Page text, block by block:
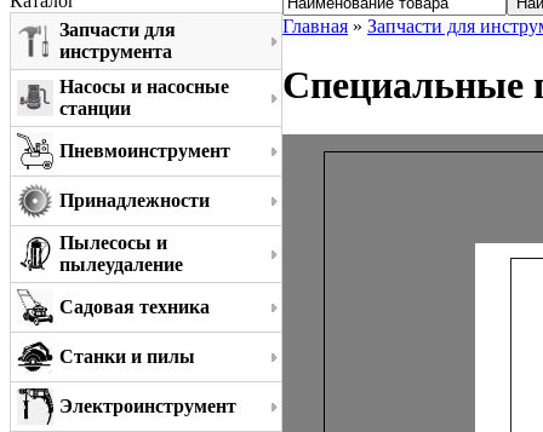
Запчасти для
инструмента
Насосы и насосные
станции
Пневмоинструмент
Принадлежности
Пылесосы и
пылеудаление
Садовая техника
Станки и пилы
Электроинструмент
Главная » Запчасти для
Специальные